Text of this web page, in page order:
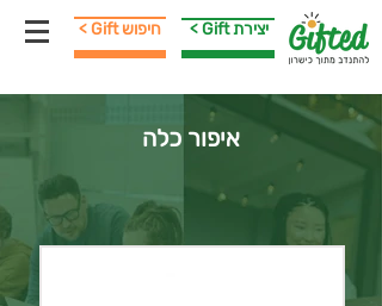
< Gift חיפוש < Gift יצירת
איפור כלה